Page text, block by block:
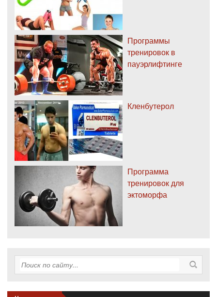
Программы
тренировок в
пауэрлифтинге
Кленбутерол
Программа
тренировок для
эктоморфа